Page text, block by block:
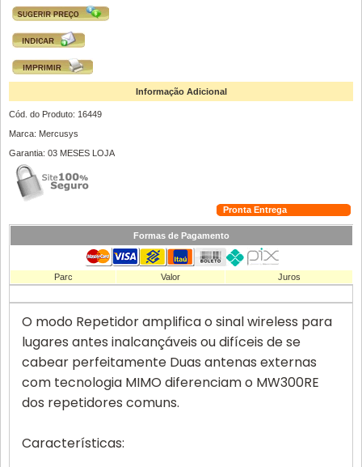
Informação Adicional
Cód. do Produto: 16449
Marca: Mercusys
Garantia: 03 MESES LOJA
Pronta Entrega
Formas de Pagamento
Parc Valor Juros
O modo Repetidor amplifica o sinal wireless para
lugares antes inalcançáveis ou difíceis de se
cabear perfeitamente Duas antenas externas
com tecnologia MIMO diferenciam o MW300RE
dos repetidores comuns.
Características: